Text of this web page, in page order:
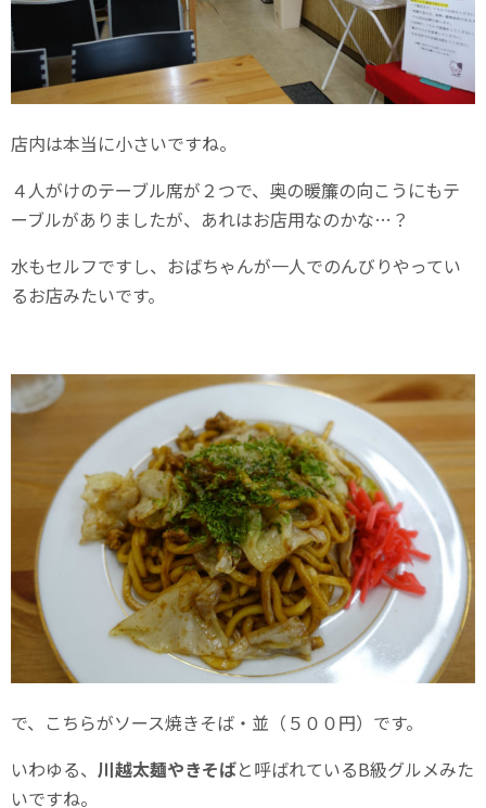
店内は本当に小さいですね。
４人がけのテーブル席が２つで、奥の暖簾の向こうにもテ
ーブルがありましたが、あれはお店用なのかな…？
水もセルフですし、おばちゃんが一人でのんびりやってい
るお店みたいです。
で、こちらがソース焼きそば・並（５００円）です。
いわゆる、 川越太麺やきそばと呼ばれているB級グルメみた
いですね。